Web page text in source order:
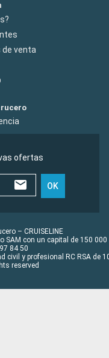
de venta
ofertas
OK
– CRUISELINE
SAM con un capital de 150 000
84 50
civil y profesional RC RSA de
reserved